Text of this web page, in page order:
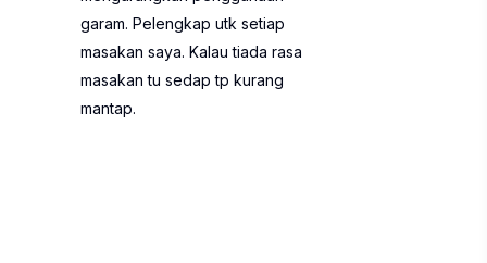
garam. Pelengkap utk setiap
masakan saya. Kalau tiada rasa
masakan tu sedap tp kurang
mantap.